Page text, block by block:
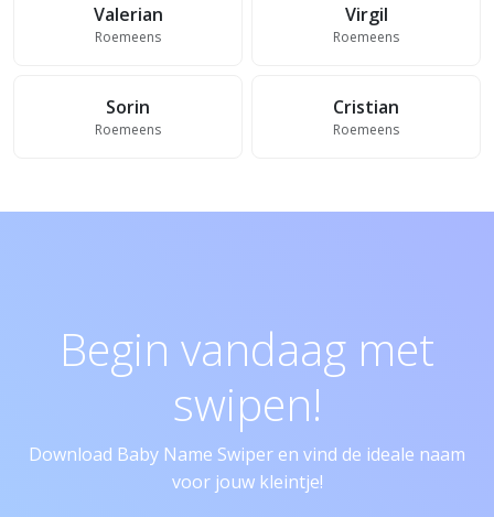
Valerian
Roemeens
Virgil
Roemeens
Sorin
Roemeens
Cristian
Roemeens
Begin vandaag met
swipen!
Download Baby Name Swiper en vind de ideale naam
voor jouw kleintje!